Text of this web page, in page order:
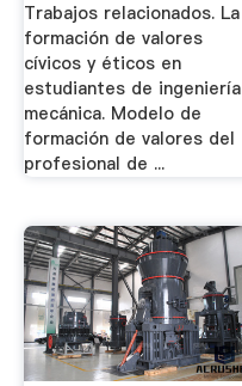
Trabajos relacionados. La
formación de valores
cívicos y éticos en
estudiantes de ingeniería
mecánica. Modelo de
formación de valores del
profesional de ...